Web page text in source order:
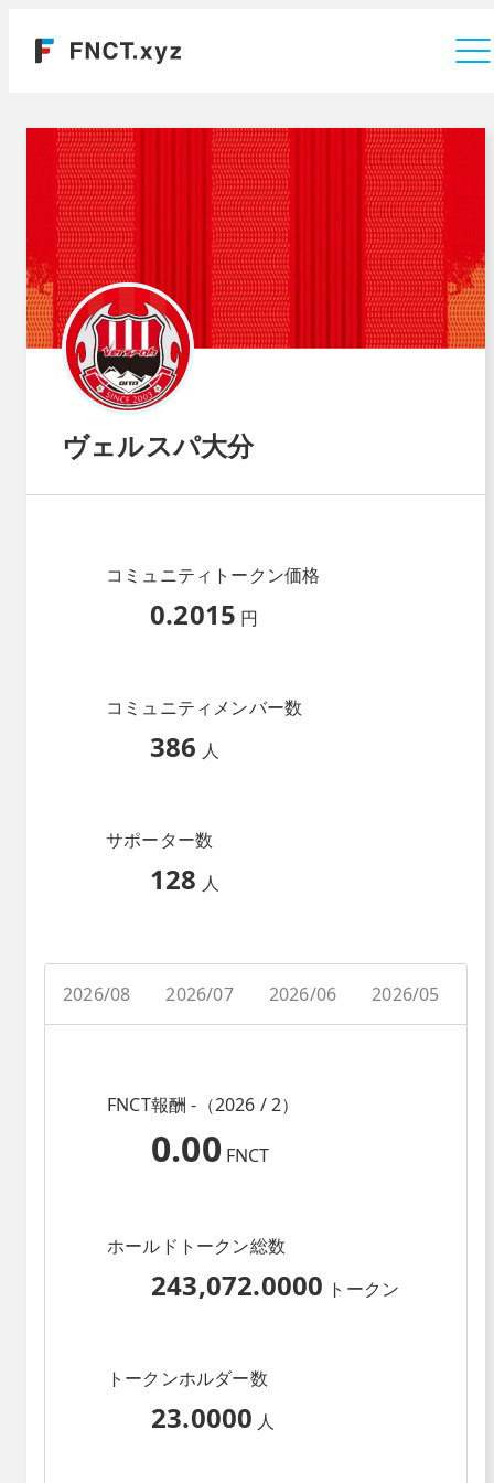
ヴェルスパ大分
コミュニティトークン価格
0.2015 円
コミュニティメンバー数
386 人
サポーター数
128 人
2026/08 2026/07 2026/06 2026/05
FNCT報酬 -（2026 / 2）
0.00 FNCT
ホールドトークン総数
243,072.0000 トークン
トークンホルダー数
23.0000 人